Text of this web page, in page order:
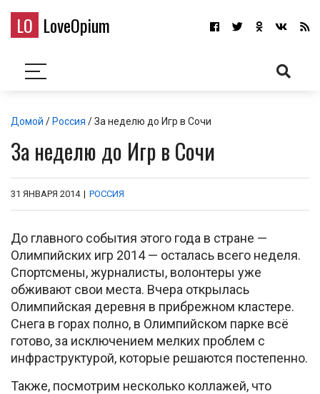
LO LoveOpium
Домой / Россия / За неделю до Игр в Сочи
За неделю до Игр в Сочи
31 ЯНВАРЯ 2014 | РОССИЯ
До главного события этого года в стране —
Олимпийских игр 2014 — осталась всего неделя.
Спортсмены, журналисты, волонтеры уже
обживают свои места. Вчера открылась
Олимпийская деревня в прибрежном кластере.
Снега в горах полно, в Олимпийском парке всё
готово, за исключением мелких проблем с
инфраструктурой, которые решаются постепенно.
Также, посмотрим несколько коллажей, что